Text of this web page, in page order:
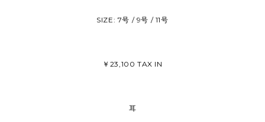
SIZE: 7号 / 9号 / 11号
￥23,100 TAX IN
耳